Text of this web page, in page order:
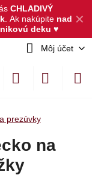
✕
CHLADIVÝ
. Ak nakúpite nad
deku ♥
Môj účet
prezúvky
na